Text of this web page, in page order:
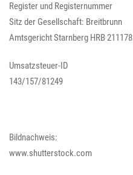
Register und Registernummer
Sitz der Gesellschaft: Breitbrunn
Amtsgericht Starnberg HRB 211178
Umsatzsteuer-ID
143/157/81249
Bildnachweis:
www.shutterstock.com